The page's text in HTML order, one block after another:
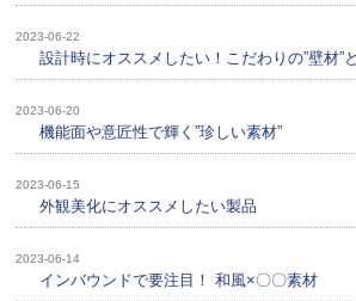
2023-06-22
設計時にオススメしたい！こだわりの”壁材”
2023-06-20
機能面や意匠性で輝く”珍しい素材”
2023-06-15
外観美化にオススメしたい製品
2023-06-14
インバウンドで要注目！ 和風×〇〇素材